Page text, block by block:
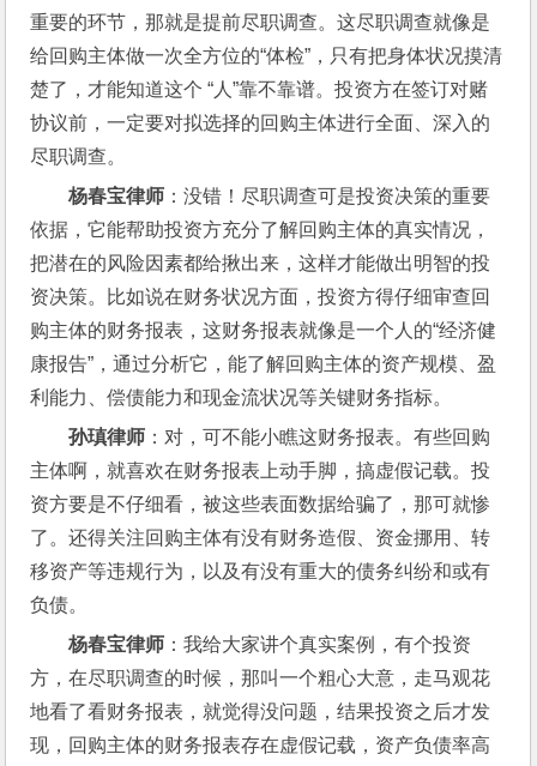
重要的环节，那就是提前尽职调查。这尽职调查就像是
给回购主体做一次全方位的“体检”，只有把身体状况摸清
楚了，才能知道这个 “人”靠不靠谱。投资方在签订对赌
协议前，一定要对拟选择的回购主体进行全面、深入的
尽职调查。
杨春宝律师 ：没错！尽职调查可是投资决策的重要
依据，它能帮助投资方充分了解回购主体的真实情况，
把潜在的风险因素都给揪出来，这样才能做出明智的投
资决策。比如说在财务状况方面，投资方得仔细审查回
购主体的财务报表，这财务报表就像是一个人的“经济健
康报告”，通过分析它，能了解回购主体的资产规模、盈
利能力、偿债能力和现金流状况等关键财务指标。
孙瑱律师 ：对，可不能小瞧这财务报表。有些回购
主体啊，就喜欢在财务报表上动手脚，搞虚假记载。投
资方要是不仔细看，被这些表面数据给骗了，那可就惨
了。还得关注回购主体有没有财务造假、资金挪用、转
移资产等违规行为，以及有没有重大的债务纠纷和或有
负债。
杨春宝律师 ：我给大家讲个真实案例，有个投资
方，在尽职调查的时候，那叫一个粗心大意，走马观花
地看了看财务报表，就觉得没问题，结果投资之后才发
现，回购主体的财务报表存在虚假记载，资产负债率高